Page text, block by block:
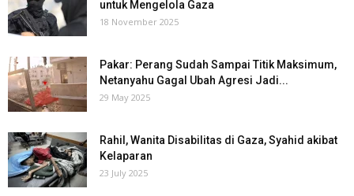
untuk Mengelola Gaza
18 November 2025
Pakar: Perang Sudah Sampai Titik Maksimum,
Netanyahu Gagal Ubah Agresi Jadi...
29 May 2025
Rahil, Wanita Disabilitas di Gaza, Syahid akibat
Kelaparan
23 July 2025